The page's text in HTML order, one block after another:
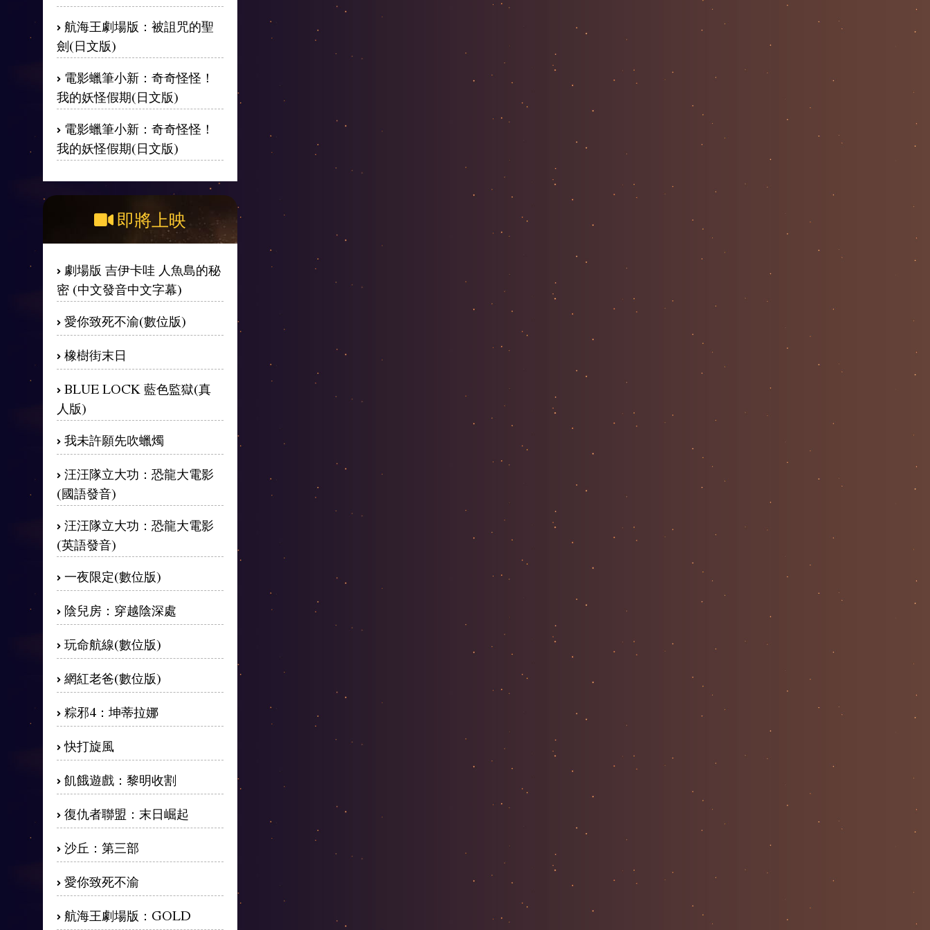
航海王劇場版：被詛咒的聖
劍(日文版)
電影蠟筆小新：奇奇怪怪！
我的妖怪假期(日文版)
電影蠟筆小新：奇奇怪怪！
我的妖怪假期(日文版)
即將上映
劇場版 吉伊卡哇 人魚島的秘
密 (中文發音中文字幕)
愛你致死不渝(數位版)
橡樹街末日
BLUE LOCK 藍色監獄(真
人版)
我未許願先吹蠟燭
汪汪隊立大功：恐龍大電影
(國語發音)
汪汪隊立大功：恐龍大電影
(英語發音)
一夜限定(數位版)
陰兒房：穿越陰深處
玩命航線(數位版)
網紅老爸(數位版)
粽邪4：坤蒂拉娜
快打旋風
飢餓遊戲：黎明收割
復仇者聯盟：末日崛起
沙丘：第三部
愛你致死不渝
航海王劇場版：GOLD